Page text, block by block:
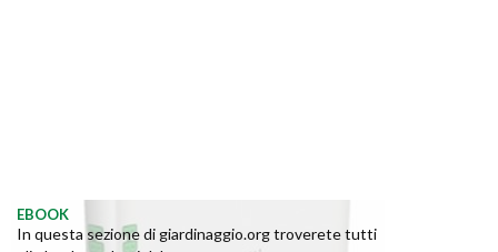
EBOOK
In questa sezione di giardinaggio.org troverete tutti